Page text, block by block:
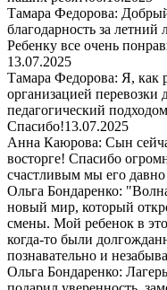
Тамара Федорова:
благодарность за
Ребенку все очень
13.07.2025
Тамара Федорова: Я, как
организацией перевозки
педагогический
Спасибо!13.07.2025
Анна Каюрова: Сын
восторге! Спасибо
счастливым мы его
Ольга Бондаренко:
новый мир, который
смены. Мой ребенок в
когда-то были
познавательно и
Ольга Бондаренко: